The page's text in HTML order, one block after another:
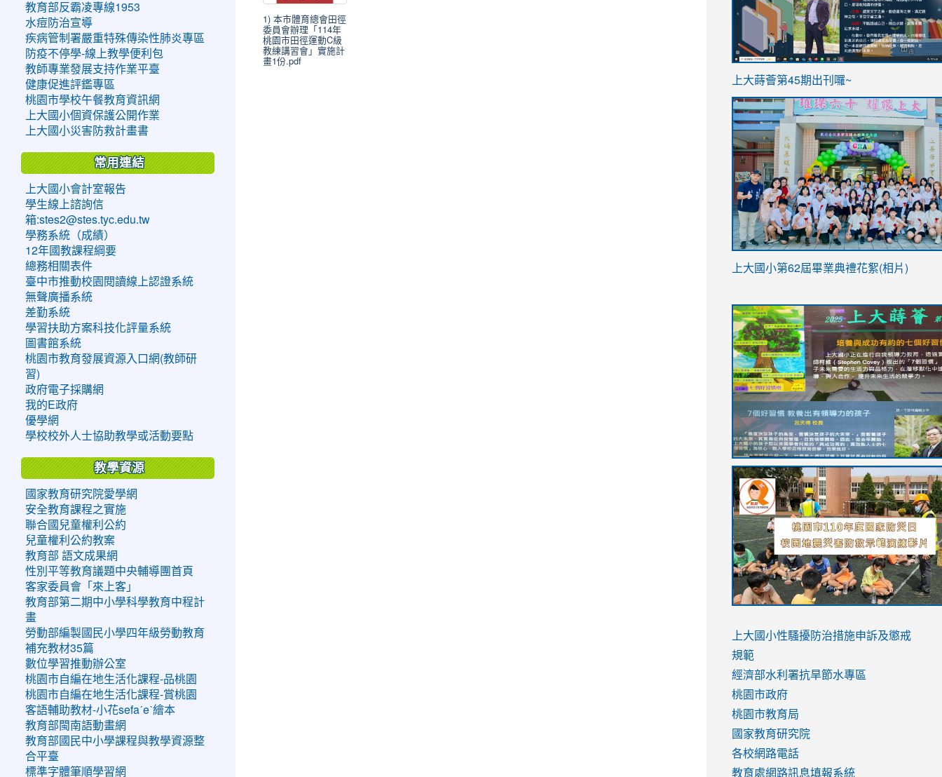
1) 本市體育總會田徑
委員會辦理「114年
桃園市田徑運動C級
教練講習會」實施計
畫1份.pdf
教育部反霸凌專線1953
水痘防治宣導
疾病管制署嚴重特殊傳染性肺炎專區
防疫不停學-線上教學便利包
教師專業發展支持作業平臺
健康促進評鑑專區
桃園市學校午餐教育資訊網
上大國小個資保護公開作業
上大國小災害防救計畫書
常用連結
上大國小會計室報告
學生線上諮詢信
箱:stes2@stes.tyc.edu.tw
學務系統（成績）
12年國教課程綱要
總務相關表件
臺中市推動校園閱讀線上認證系統
無聲廣播系統
差勤系統
學習扶助方案科技化評量系統
圖書館系統
桃園市教育發展資源入口網(教師研
習)
政府電子採購網
我的E政府
優學網
學校校外人士協助教學或活動要點
教學資源
國家教育研究院愛學網
安全教育課程之實施
聯合國兒童權利公約
兒童權利公約教案
教育部 語文成果網
性別平等教育議題中央輔導團首頁
客家委員會「來上客」
教育部第二期中小學科學教育中程計
畫
勞動部編製國民小學四年級勞動教育
補充教材35篇
數位學習推動辦公室
桃園市自編在地生活化課程-品桃園
桃園市自編在地生活化課程-賞桃園
客語輔助教材-小花sefaˊeˋ繪本
教育部閩南語動畫網
教育部國民中小學課程與教學資源整
合平臺
標準字體筆順學習網
ink
https://sites.google.com/stes.tyc.edu.tw/
link
https://sites.google.com/stes.tyc.edu.tw/
上大蒔薈第45期出刊囉~
link
YfDQppRvyMk686kIw6SBbssEIZ6WnT/
usp=sharing
上大國小第62屆畢業典禮花絮(相片)
to
https://drive.google.com/file/d/1I-
YfDQppRvyMk686kIw6SBbssEIZ6WnT/
usp=sharing
to
https://sites.google.com/stes.tyc.edu.tw/
link
to
https://sites.google.com/stes.tyc.edu.tw/
link
to
https://drive.google.com/file/d/
usp=sharing
link
to
https://youtu.be/jJOMVWY3-
8M
link
to
https://drive.google.com/file/d/
usp=sharing
to
https://www.youtube.com/watch?
v=hC_gdZndU9s
to
https://www.youtube.com/watch?
v=hC_gdZndU9s
link
to
https://www.youtube.com/watch?
v=mfpNykQ0g4M
上大國小性騷擾防治措施申訴及懲戒
規範
經濟部水利署抗旱節水專區
桃園市政府
桃園市教育局
國家教育研究院
各校網路電話
教育處網路訊息填報系統